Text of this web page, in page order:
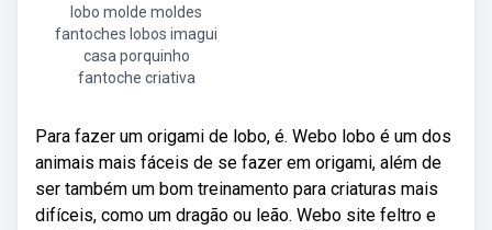
lobo molde moldes
fantoches lobos imagui
casa porquinho
fantoche criativa
Para fazer um origami de lobo, é. Webo lobo é um dos
animais mais fáceis de se fazer em origami, além de
ser também um bom treinamento para criaturas mais
difíceis, como um dragão ou leão. Webo site feltro e